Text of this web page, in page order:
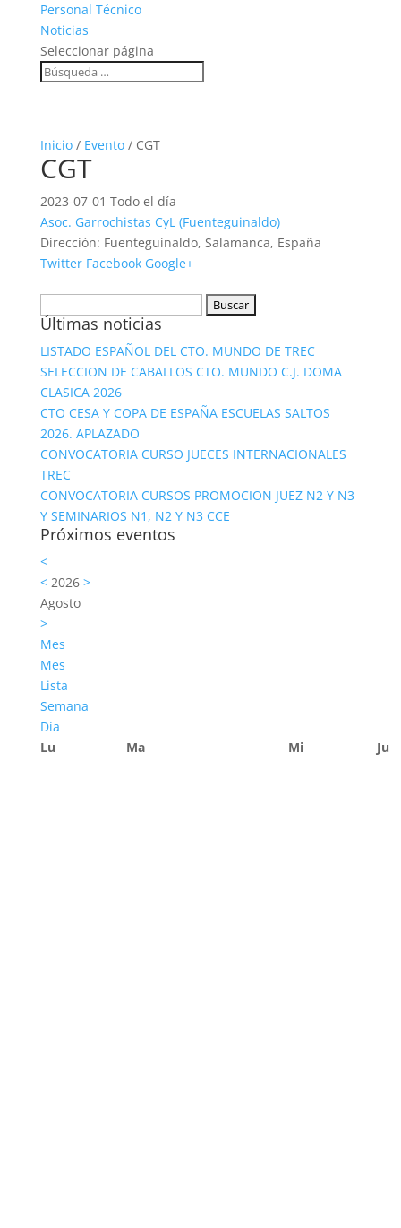
Personal Técnico
Noticias
Seleccionar página
Inicio/ Evento/ CGT
CGT
2023-07-01 Todo el día
Asoc. Garrochistas CyL (Fuenteguinaldo)
Dirección: Fuenteguinaldo, Salamanca, España
Twitter Facebook Google+
Últimas noticias
LISTADO ESPAÑOL DEL CTO. MUNDO DE TREC
SELECCION DE CABALLOS CTO. MUNDO C.J. DOMA
CLASICA 2026
CTO CESA Y COPA DE ESPAÑA ESCUELAS SALTOS
2026. APLAZADO
CONVOCATORIA CURSO JUECES INTERNACIONALES
TREC
CONVOCATORIA CURSOS PROMOCION JUEZ N2 Y N3
Y SEMINARIOS N1, N2 Y N3 CCE
Próximos eventos
<
<2026 >
Agosto
>
Mes
Mes
Lista
Semana
Día
Lu
Ma Mi Ju